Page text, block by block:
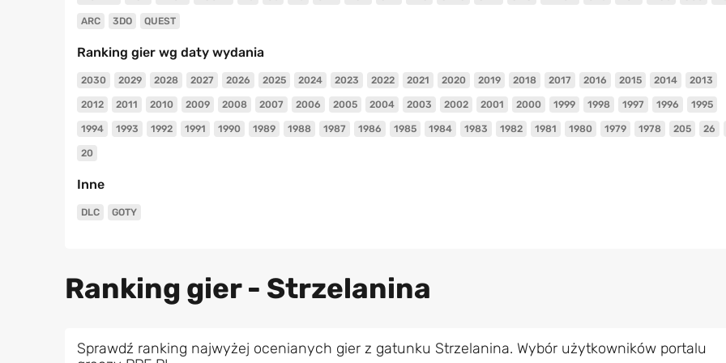
ARC 3DO QUEST
Ranking gier wg daty wydania
2030 2029 2028 2027 2026 2025 2024 2023 2022 2021 2020 2019 2018 2017 2016 2015 2014 2013
2012 2011 2010 2009 2008 2007 2006 2005 2004 2003 2002 2001 2000 1999 1998 1997 1996 1995
1994 1993 1992 1991 1990 1989 1988 1987 1986 1985 1984 1983 1982 1981 1980 1979 1978 205 26
20
Inne
DLC GOTY
Ranking gier - Strzelanina
Sprawdź ranking najwyżej ocenianych gier z gatunku Strzelanina. Wybór użytkowników portalu